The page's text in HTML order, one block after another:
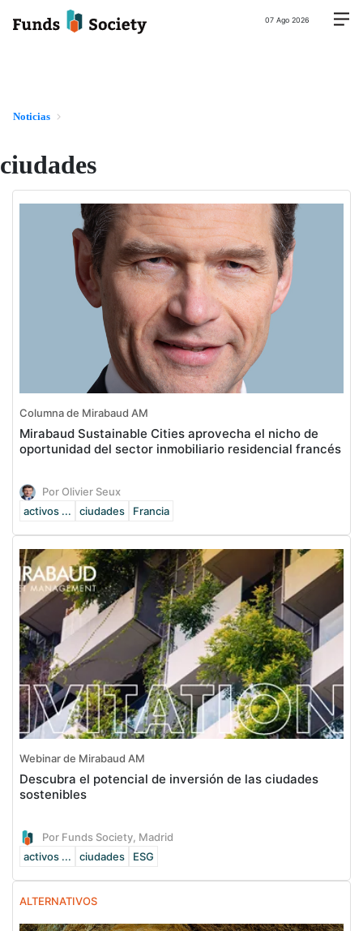
07 Ago 2026
Noticias
ciudades
Columna de Mirabaud AM
Mirabaud Sustainable Cities aprovecha el nicho de
oportunidad del sector inmobiliario residencial francés
Por Olivier Seux
activos ...
ciudades Francia
Webinar de Mirabaud AM
Descubra el potencial de inversión de las ciudades
sostenibles
Por Funds Society, Madrid
activos ...
ciudades ESG
ALTERNATIVOS